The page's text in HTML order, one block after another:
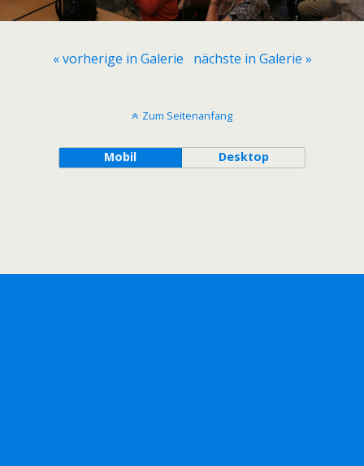
« vorherige in Galerie nächste in Galerie »
Zum Seitenanfang
Mobil Desktop